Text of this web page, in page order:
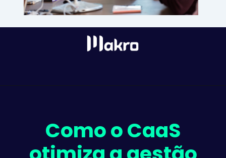
Como o CaaS